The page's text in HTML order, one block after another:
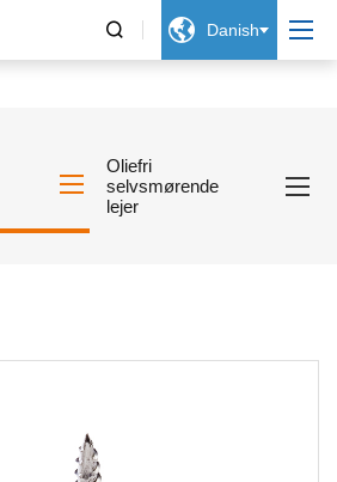
  Danish
Oliefri
selvsmørende
lejer